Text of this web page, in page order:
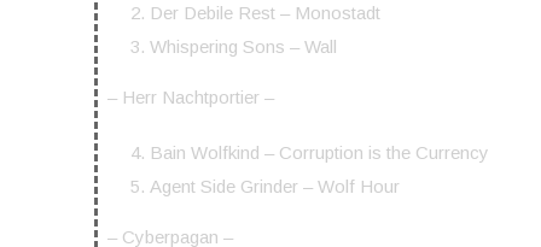
Der Debile Rest – Monostadt
Whispering Sons – Wall
– Herr Nachtportier –
Bain Wolfkind – Corruption is the Currency
Agent Side Grinder – Wolf Hour
– Cyberpagan –